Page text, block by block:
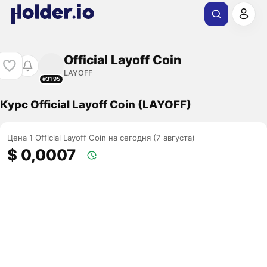
#3195
Official Layoff Coin
LAYOFF
Курс Official Layoff Coin (LAYOFF)
Цена 1 Official Layoff Coin на сегодня (7 августа)
$ 0,0007